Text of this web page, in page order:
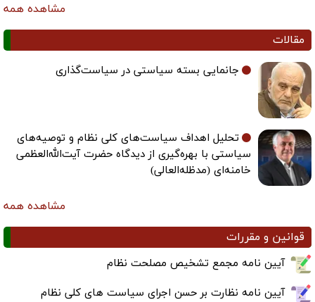
مشاهده همه
مقالات
جانمایی بسته سیاستی در سیاست‌گذاری
تحلیل اهداف سیاست‌های کلی نظام و توصیه‌های
سیاستی با بهره‌گیری از دیدگاه حضرت آیت‌الله‌العظمی
خامنه‌ای (مدظله‌العالی)
مشاهده همه
قوانین و مقررات
آیین نامه مجمع تشخیص مصلحت نظام
آیین نامه نظارت بر حسن اجرای سیاست های کلی نظام